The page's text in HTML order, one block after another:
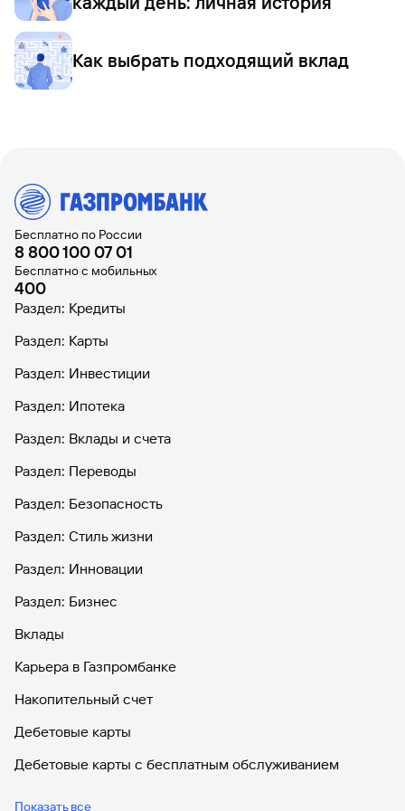
Как выбрать подходящий вклад
Бесплатно по России
8 800 100 07 01
Бесплатно с мобильных
400
Раздел: Кредиты
Раздел: Карты
Раздел: Инвестиции
Раздел: Ипотека
Раздел: Вклады и счета
Раздел: Переводы
Раздел: Безопасность
Раздел: Стиль жизни
Раздел: Инновации
Раздел: Бизнес
Вклады
Карьера в Газпромбанке
Накопительный счет
Дебетовые карты
Дебетовые карты с бесплатным обслуживанием
Показать все